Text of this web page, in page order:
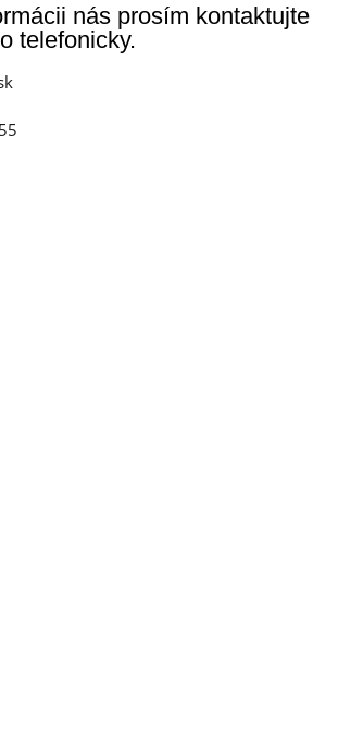
nás prosím kontaktujte
telefonicky.